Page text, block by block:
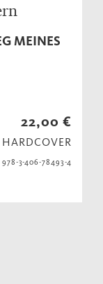
MEINES V
22,00 €
HARDCOVER
978-3-406-78493-4